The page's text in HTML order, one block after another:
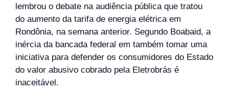
lembrou o debate na audiência pública que tratou
do aumento da tarifa de energia elétrica em
Rondônia, na semana anterior. Segundo Boabaid, a
inércia da bancada federal em também tomar uma
iniciativa para defender os consumidores do Estado
do valor abusivo cobrado pela Eletrobrás é
inaceitável.